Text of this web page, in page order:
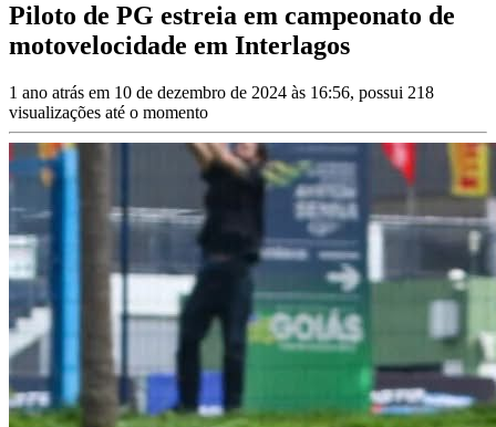
Piloto de PG estreia em campeonato de
motovelocidade em Interlagos
1 ano atrás em 10 de dezembro de 2024 às 16:56, possui 218
visualizações até o momento